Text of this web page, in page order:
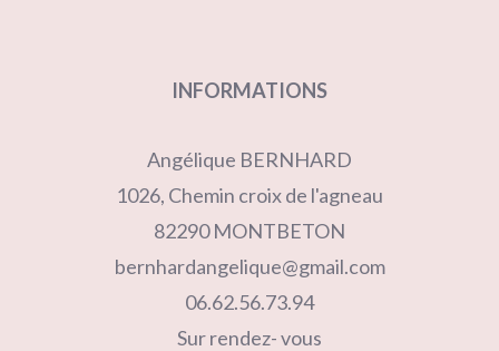
INFORMATIONS
Angélique BERNHARD
1026, Chemin croix de l'agneau
82290 MONTBETON
bernhardangelique@gmail.com
06.62.56.73.94
Sur rendez- vous